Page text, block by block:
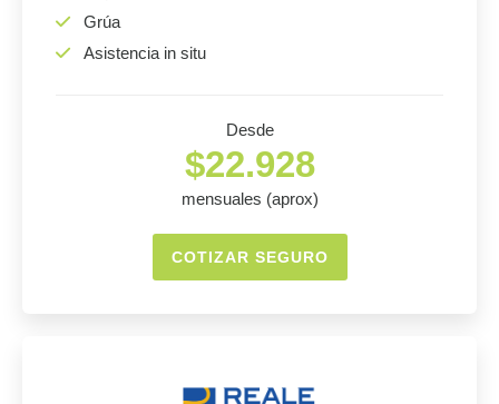
Grúa
Asistencia in situ
Desde
$22.928
mensuales (aprox)
COTIZAR SEGURO